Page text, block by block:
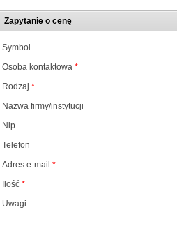
Zapytanie o cenę
Symbol
Osoba kontaktowa *
Rodzaj *
Nazwa firmy/instytucji
Nip
Telefon
Adres e-mail *
Ilość *
Uwagi